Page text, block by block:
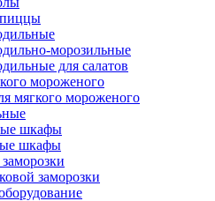
морозильные
для салатов
мороженого
мягкого мороженого
шкафы
шкафы
заморозки